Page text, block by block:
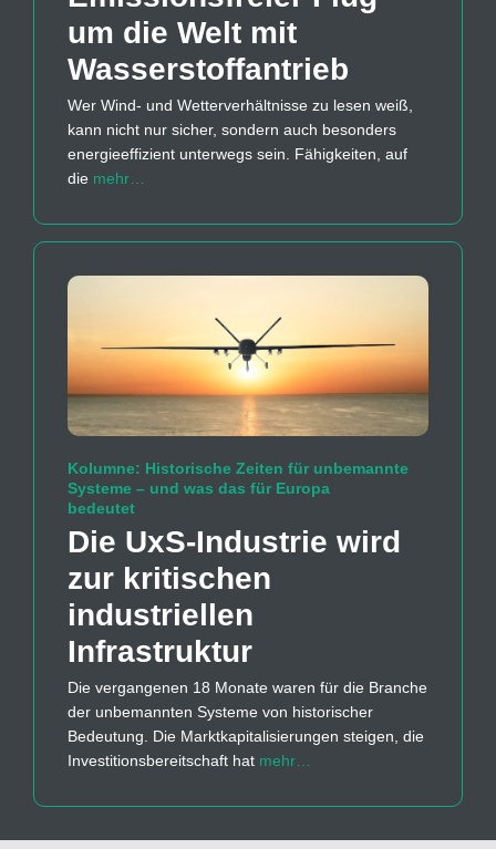
um die Welt mit
Wasserstoff­antrieb
Wer Wind- und Wetterverhältnisse zu lesen weiß,
kann nicht nur sicher, sondern auch besonders
energieeffizient unterwegs sein. Fähigkeiten, auf
die mehr…
Kolumne: Historische Zeiten für unbemannte
Systeme – und was das für Europa
bedeutet
Die UxS-Industrie wird
zur kritischen
industriellen
Infrastruktur
Die vergangenen 18 Monate waren für die Branche
der unbemannten Systeme von historischer
Bedeutung. Die Marktkapitalisierungen steigen, die
Investitionsbereitschaft hat mehr…